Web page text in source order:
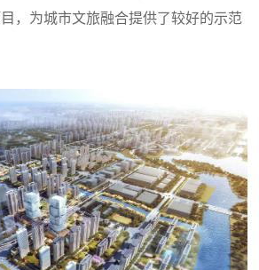
，为城市文旅融合提供了较好的示范